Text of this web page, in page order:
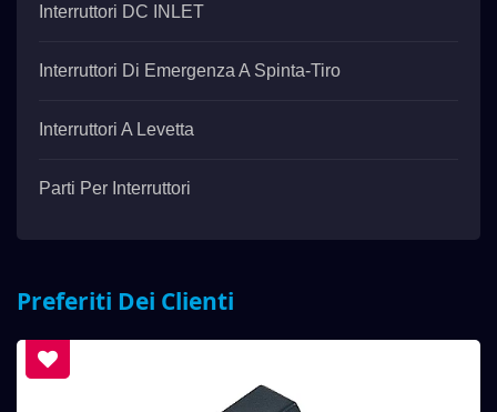
Interruttori DC INLET
Interruttori Di Emergenza A Spinta-Tiro
Interruttori A Levetta
Parti Per Interruttori
Preferiti Dei Clienti